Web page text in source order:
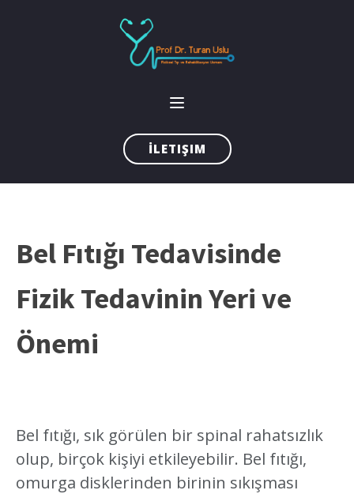
İLETIŞIM
Bel Fıtığı Tedavisinde
Fizik Tedavinin Yeri ve
Önemi
Bel fıtığı, sık görülen bir spinal rahatsızlık
olup, birçok kişiyi etkileyebilir. Bel fıtığı,
omurga disklerinden birinin sıkışması